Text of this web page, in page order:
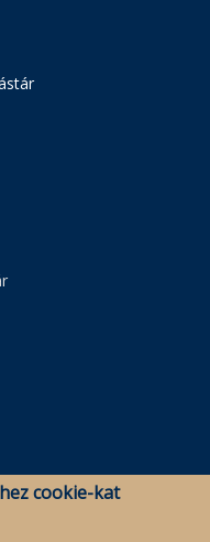
cookie-kat